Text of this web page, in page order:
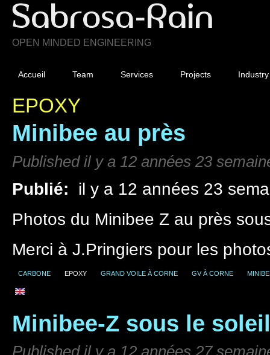
OPEN MINDED ENGINEERING
Accueil Team Services Projects Industry
EPOXY
Minibee au près
Published il y a 12 années 23
Publié:
il y a 12 années 23
Photos du Minibee Z au près
Merci à J.Pringiers pour les
CARBONE EPOXY GRAND VOILE À CORNE GV À CORNE
Minibee-Z sous le
Published il y a 12 années 27